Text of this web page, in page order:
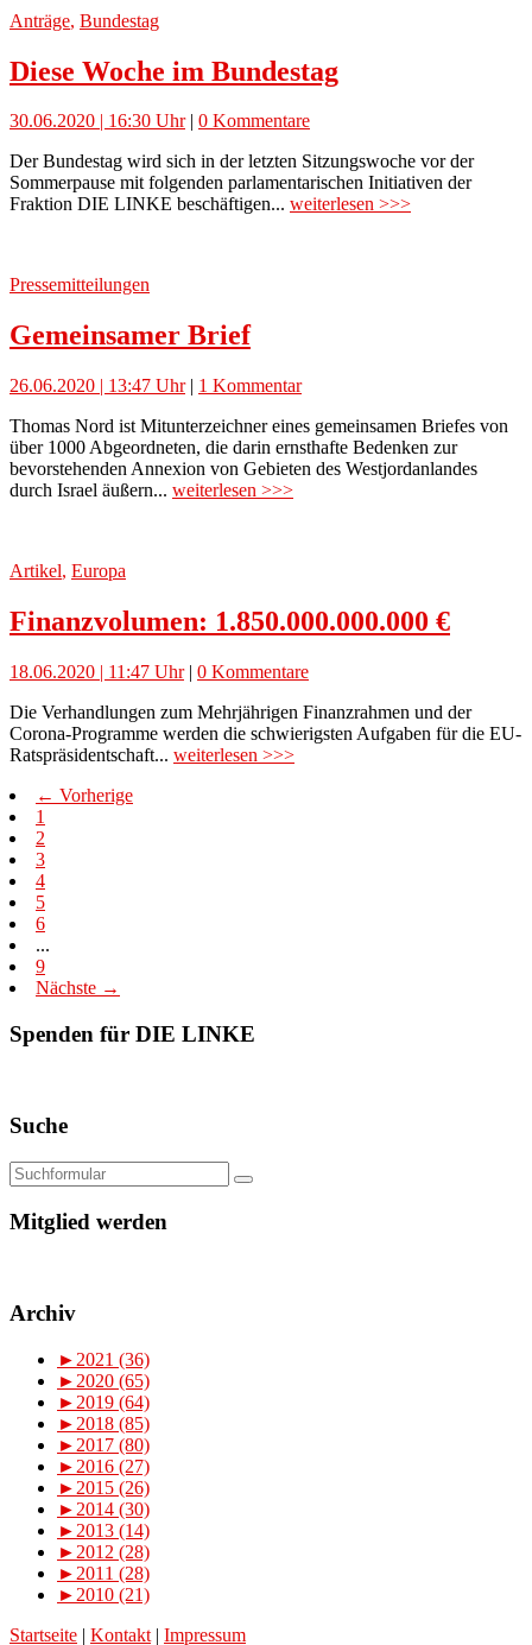
Anträge, Bundestag
Diese Woche im Bundestag
30.06.2020 | 16:30 Uhr| 0 Kommentare
Der Bundestag wird sich in der letzten Sitzungswoche vor der
Sommerpause mit folgenden parlamentarischen Initiativen der
Fraktion DIE LINKE beschäftigen... weiterlesen >>>
Pressemitteilungen
Gemeinsamer Brief
26.06.2020 | 13:47 Uhr| 1 Kommentar
Thomas Nord ist Mitunterzeichner eines gemeinsamen Briefes von
über 1000 Abgeordneten, die darin ernsthafte Bedenken zur
bevorstehenden Annexion von Gebieten des Westjordanlandes
durch Israel äußern... weiterlesen >>>
Artikel, Europa
Finanzvolumen: 1.850.000.000.000 €
18.06.2020 | 11:47 Uhr| 0 Kommentare
Die Verhandlungen zum Mehrjährigen Finanzrahmen und der
Corona-Programme werden die schwierigsten Aufgaben für die EU-
Ratspräsidentschaft... weiterlesen >>>
← Vorherige
1
2
3
4
5
6
...
9
Nächste →
Spenden für DIE LINKE
Suche
Mitglied werden
Archiv
► 2021 (36)
► 2020 (65)
► 2019 (64)
► 2018 (85)
► 2017 (80)
► 2016 (27)
► 2015 (26)
► 2014 (30)
► 2013 (14)
► 2012 (28)
► 2011 (28)
► 2010 (21)
Startseite | Kontakt | Impressum